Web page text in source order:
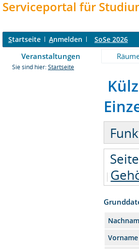
Serviceportal für
Startseite Anmelden SoSe 2026
Veranstaltungen
Sie sind hier: Startseite
Vorname